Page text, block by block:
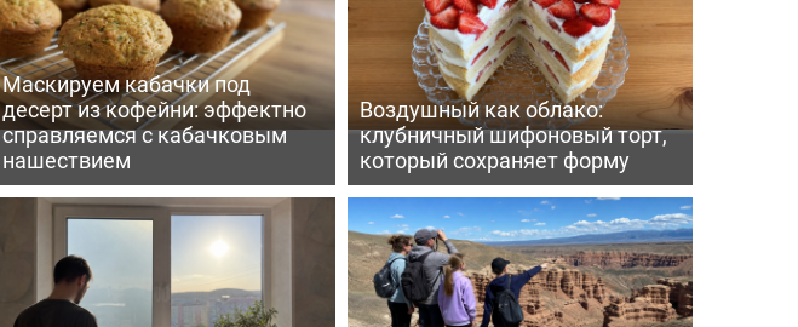
Маскируем кабачки под
десерт из кофейни: эффектно
справляемся с кабачковым
нашествием
Воздушный как облако:
клубничный шифоновый торт,
который сохраняет форму